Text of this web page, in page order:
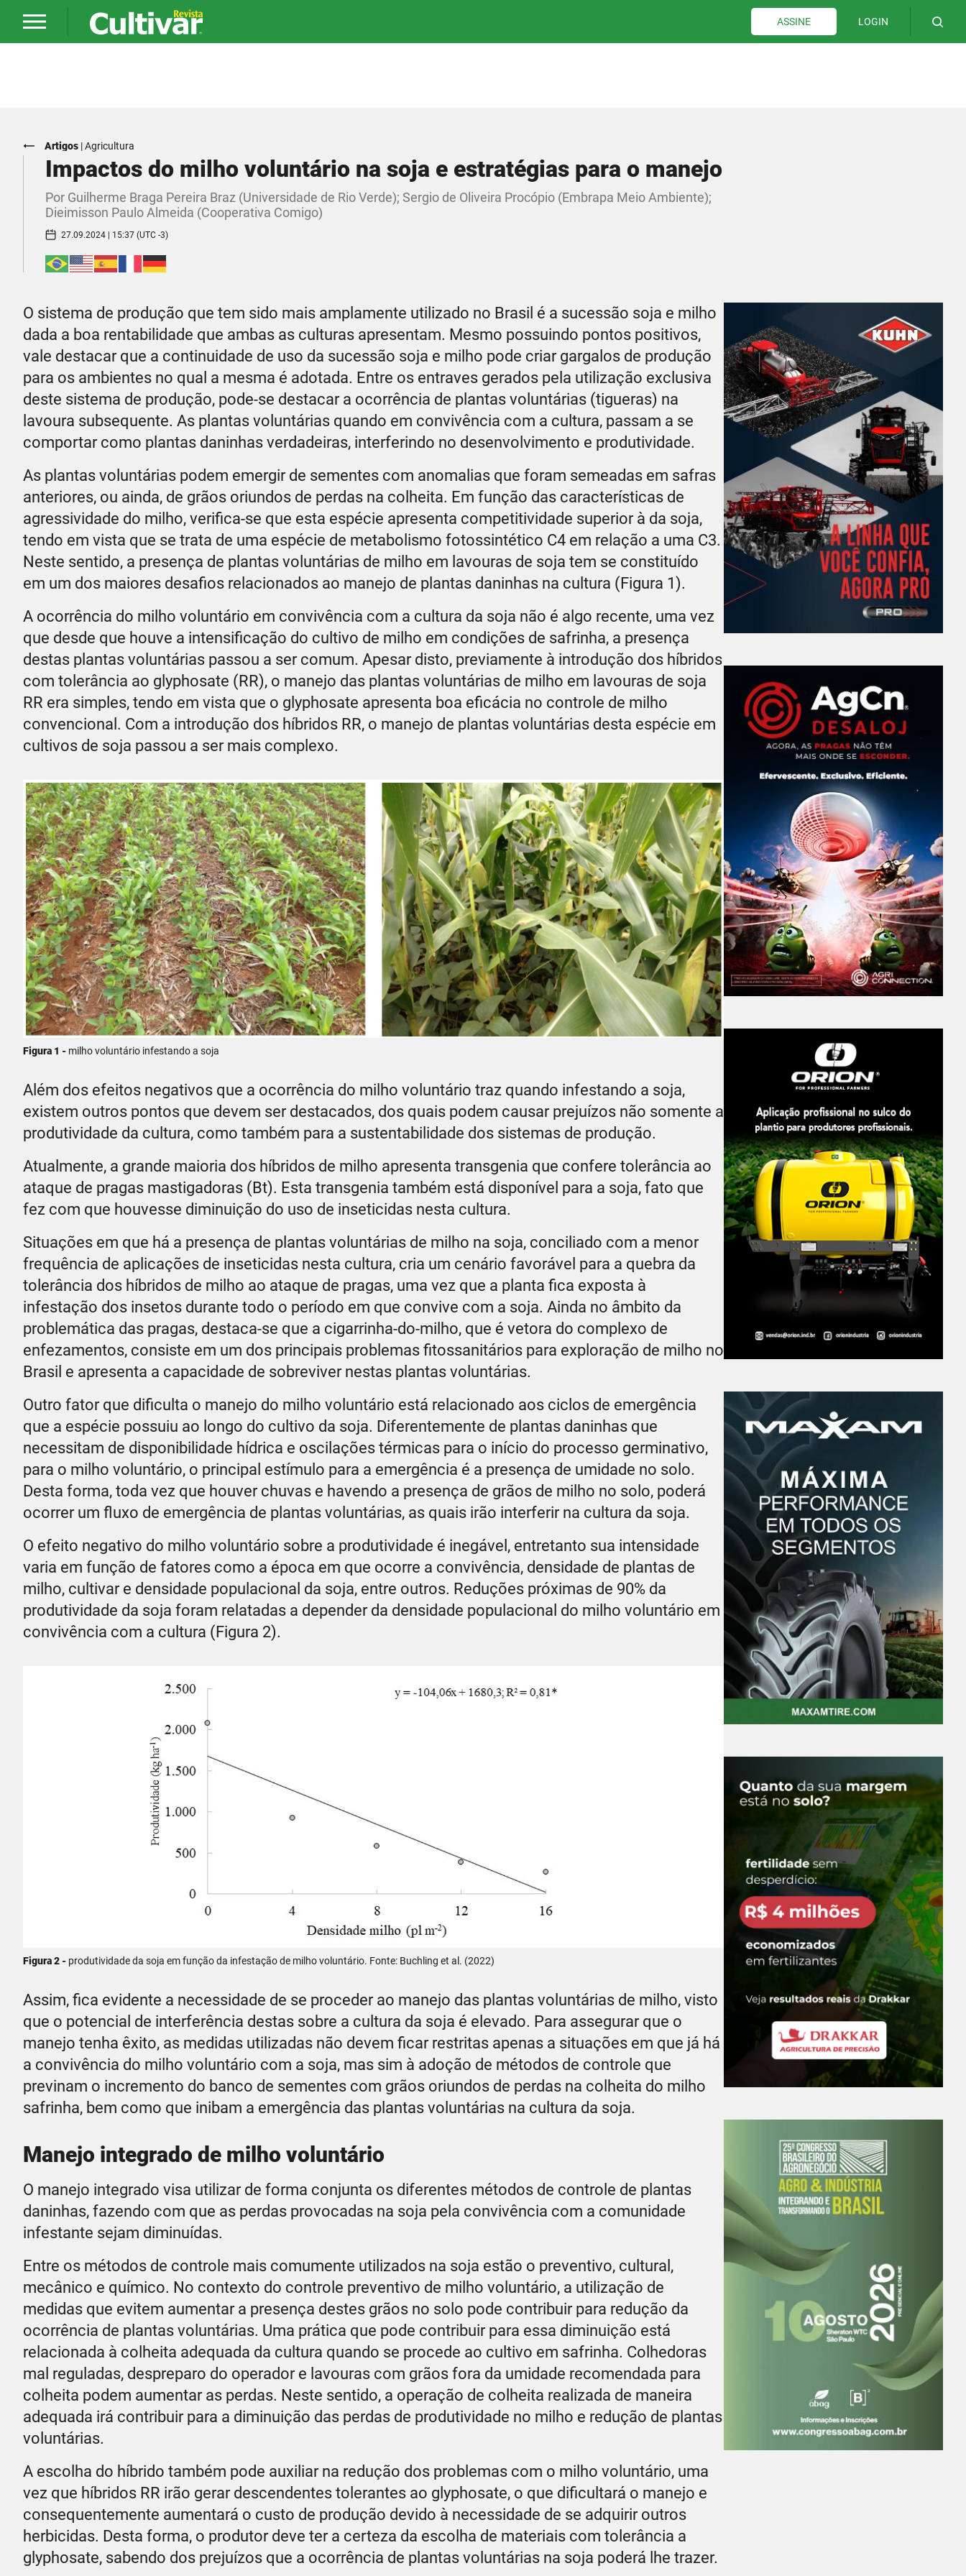
ASSINE LOGIN
Artigos |Agricultura
Impactos do milho voluntário na soja e estratégias para o manejo
Por Guilherme Braga Pereira Braz (Universidade de Rio Verde); Sergio de Oliveira Procópio (Embrapa Meio Ambiente);
Dieimisson Paulo Almeida (Cooperativa Comigo)
27.09.2024 | 15:37 (UTC -3)
O sistema de produção que tem sido mais amplamente utilizado no Brasil é a sucessão soja e milho
dada a boa rentabilidade que ambas as culturas apresentam. Mesmo possuindo pontos positivos,
vale destacar que a continuidade de uso da sucessão soja e milho pode criar gargalos de produção
para os ambientes no qual a mesma é adotada. Entre os entraves gerados pela utilização exclusiva
deste sistema de produção, pode-se destacar a ocorrência de plantas voluntárias (tigueras) na
lavoura subsequente. As plantas voluntárias quando em convivência com a cultura, passam a se
comportar como plantas daninhas verdadeiras, interferindo no desenvolvimento e produtividade.
As plantas voluntárias podem emergir de sementes com anomalias que foram semeadas em safras
anteriores, ou ainda, de grãos oriundos de perdas na colheita. Em função das características de
agressividade do milho, verifica-se que esta espécie apresenta competitividade superior à da soja,
tendo em vista que se trata de uma espécie de metabolismo fotossintético C4 em relação a uma C3.
Neste sentido, a presença de plantas voluntárias de milho em lavouras de soja tem se constituído
em um dos maiores desafios relacionados ao manejo de plantas daninhas na cultura (Figura 1).
A ocorrência do milho voluntário em convivência com a cultura da soja não é algo recente, uma vez
que desde que houve a intensificação do cultivo de milho em condições de safrinha, a presença
destas plantas voluntárias passou a ser comum. Apesar disto, previamente à introdução dos híbridos
com tolerância ao glyphosate (RR), o manejo das plantas voluntárias de milho em lavouras de soja
RR era simples, tendo em vista que o glyphosate apresenta boa eficácia no controle de milho
convencional. Com a introdução dos híbridos RR, o manejo de plantas voluntárias desta espécie em
cultivos de soja passou a ser mais complexo.
Figura 1 - milho voluntário infestando a soja
Além dos efeitos negativos que a ocorrência do milho voluntário traz quando infestando a soja,
existem outros pontos que devem ser destacados, dos quais podem causar prejuízos não somente a
produtividade da cultura, como também para a sustentabilidade dos sistemas de produção.
Atualmente, a grande maioria dos híbridos de milho apresenta transgenia que confere tolerância ao
ataque de pragas mastigadoras (Bt). Esta transgenia também está disponível para a soja, fato que
fez com que houvesse diminuição do uso de inseticidas nesta cultura.
Situações em que há a presença de plantas voluntárias de milho na soja, conciliado com a menor
frequência de aplicações de inseticidas nesta cultura, cria um cenário favorável para a quebra da
tolerância dos híbridos de milho ao ataque de pragas, uma vez que a planta fica exposta à
infestação dos insetos durante todo o período em que convive com a soja. Ainda no âmbito da
problemática das pragas, destaca-se que a cigarrinha-do-milho, que é vetora do complexo de
enfezamentos, consiste em um dos principais problemas fitossanitários para exploração de milho no
Brasil e apresenta a capacidade de sobreviver nestas plantas voluntárias.
Outro fator que dificulta o manejo do milho voluntário está relacionado aos ciclos de emergência
que a espécie possuiu ao longo do cultivo da soja. Diferentemente de plantas daninhas que
necessitam de disponibilidade hídrica e oscilações térmicas para o início do processo germinativo,
para o milho voluntário, o principal estímulo para a emergência é a presença de umidade no solo.
Desta forma, toda vez que houver chuvas e havendo a presença de grãos de milho no solo, poderá
ocorrer um fluxo de emergência de plantas voluntárias, as quais irão interferir na cultura da soja.
O efeito negativo do milho voluntário sobre a produtividade é inegável, entretanto sua intensidade
varia em função de fatores como a época em que ocorre a convivência, densidade de plantas de
milho, cultivar e densidade populacional da soja, entre outros. Reduções próximas de 90% da
produtividade da soja foram relatadas a depender da densidade populacional do milho voluntário em
convivência com a cultura (Figura 2).
Figura 2 - produtividade da soja em função da infestação de milho voluntário. Fonte: Buchling et al. (2022)
Assim, fica evidente a necessidade de se proceder ao manejo das plantas voluntárias de milho, visto
que o potencial de interferência destas sobre a cultura da soja é elevado. Para assegurar que o
manejo tenha êxito, as medidas utilizadas não devem ficar restritas apenas a situações em que já há
a convivência do milho voluntário com a soja, mas sim à adoção de métodos de controle que
previnam o incremento do banco de sementes com grãos oriundos de perdas na colheita do milho
safrinha, bem como que inibam a emergência das plantas voluntárias na cultura da soja.
Manejo integrado de milho voluntário
O manejo integrado visa utilizar de forma conjunta os diferentes métodos de controle de plantas
daninhas, fazendo com que as perdas provocadas na soja pela convivência com a comunidade
infestante sejam diminuídas.
Entre os métodos de controle mais comumente utilizados na soja estão o preventivo, cultural,
mecânico e químico. No contexto do controle preventivo de milho voluntário, a utilização de
medidas que evitem aumentar a presença destes grãos no solo pode contribuir para redução da
ocorrência de plantas voluntárias. Uma prática que pode contribuir para essa diminuição está
relacionada à colheita adequada da cultura quando se procede ao cultivo em safrinha. Colhedoras
mal reguladas, despreparo do operador e lavouras com grãos fora da umidade recomendada para
colheita podem aumentar as perdas. Neste sentido, a operação de colheita realizada de maneira
adequada irá contribuir para a diminuição das perdas de produtividade no milho e redução de plantas
voluntárias.
A escolha do híbrido também pode auxiliar na redução dos problemas com o milho voluntário, uma
vez que híbridos RR irão gerar descendentes tolerantes ao glyphosate, o que dificultará o manejo e
consequentemente aumentará o custo de produção devido à necessidade de se adquirir outros
herbicidas. Desta forma, o produtor deve ter a certeza da escolha de materiais com tolerância a
glyphosate, sabendo dos prejuízos que a ocorrência de plantas voluntárias na soja poderá lhe trazer.